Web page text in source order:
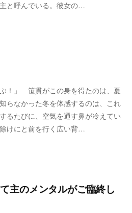
と呼んでいる。彼女の…
！」 笹貫がこの身を得たのは、夏
らなかった冬を体感するのは、これ
るたびに、空気を通す鼻が冷えてい
けにと前を行く広い背…
主のメンタルがご臨終し